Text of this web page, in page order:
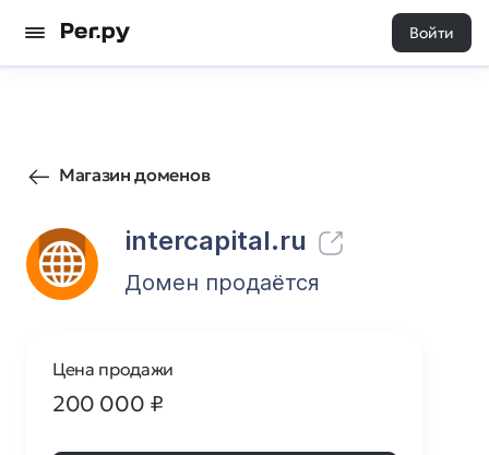
Войти
Магазин доменов
intercapital.ru
152 0
Домен продаётся
Цена продажи
200 000 ₽